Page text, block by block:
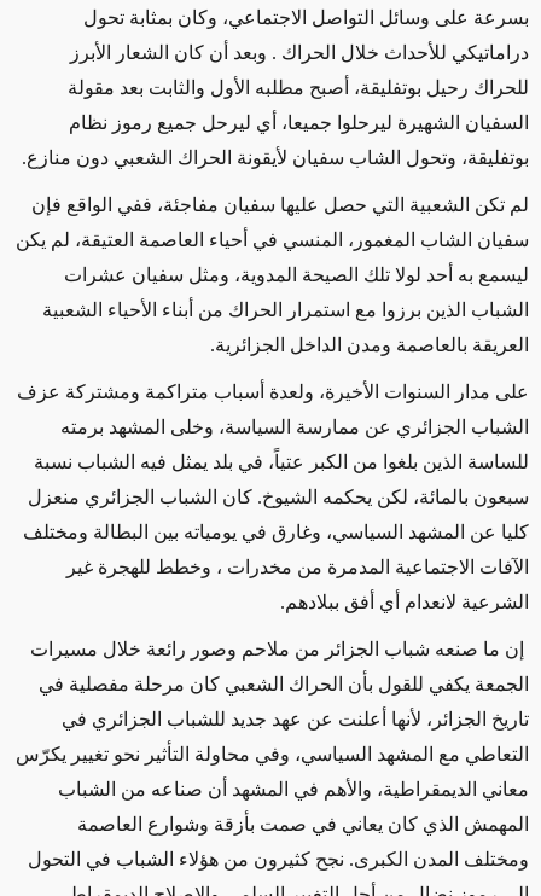
بسرعة على وسائل التواصل الاجتماعي، وكان بمثابة تحول
دراماتيكي للأحداث خلال الحراك . وبعد أن كان الشعار الأبرز
للحراك رحيل بوتفليقة، أصبح مطلبه الأول والثابت بعد مقولة
السفيان الشهيرة ليرحلوا جميعا، أي ليرحل جميع رموز نظام
بوتفليقة، وتحول الشاب سفيان لأيقونة الحراك الشعبي دون منازع.
لم تكن الشعبية التي حصل عليها سفيان مفاجئة، ففي الواقع فإن
سفيان الشاب المغمور، المنسي في أحياء العاصمة العتيقة، لم يكن
ليسمع به أحد لولا تلك الصيحة المدوية، ومثل سفيان عشرات
الشباب الذين برزوا مع استمرار الحراك من أبناء الأحياء الشعبية
العريقة بالعاصمة ومدن الداخل الجزائرية.
على مدار السنوات الأخيرة، ولعدة أسباب متراكمة ومشتركة عزف
الشباب الجزائري عن ممارسة السياسة، وخلى المشهد برمته
للساسة الذين بلغوا من الكبر عتياً، في بلد يمثل فيه الشباب نسبة
سبعون بالمائة، لكن يحكمه الشيوخ. كان الشباب الجزائري منعزل
كليا عن المشهد السياسي، وغارق في يومياته بين البطالة ومختلف
الآفات الاجتماعية المدمرة من مخدرات ، وخطط للهجرة غير
الشرعية لانعدام أي أفق ببلادهم.
إن ما صنعه شباب الجزائر من ملاحم وصور رائعة خلال مسيرات
الجمعة يكفي للقول بأن الحراك الشعبي كان مرحلة مفصلية في
تاريخ الجزائر، لأنها أعلنت عن عهد جديد للشباب الجزائري في
التعاطي مع المشهد السياسي، وفي محاولة التأثير نحو تغيير يكرّس
معاني الديمقراطية، والأهم في المشهد أن صناعه من الشباب
المهمش الذي كان يعاني في صمت بأزقة وشوارع العاصمة
ومختلف المدن الكبرى. نجح كثيرون من هؤلاء الشباب في التحول